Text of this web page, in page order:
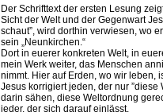
Der Schrifttext der ersten Lesung
Sicht der Welt und der Gegenwart
schaut”, wird dorthin verwiesen, wo
sein „Neunkirchen.“
Dort in euerer konkreten Welt, in
mein Werk weiter, das Menschen
nimmt. Hier auf Erden, wo wir leben,
Jesus korrigiert jeden, der nur
darin sähen, diese Weltordnung
jeder, der sich darauf einlässt.